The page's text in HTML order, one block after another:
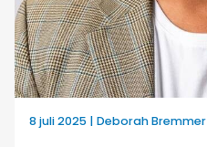
8 juli 2025 | Deborah Bremmer